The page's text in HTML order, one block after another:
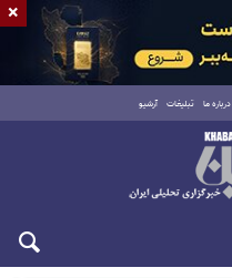
درباره ما تبلیغات آرشیو
×